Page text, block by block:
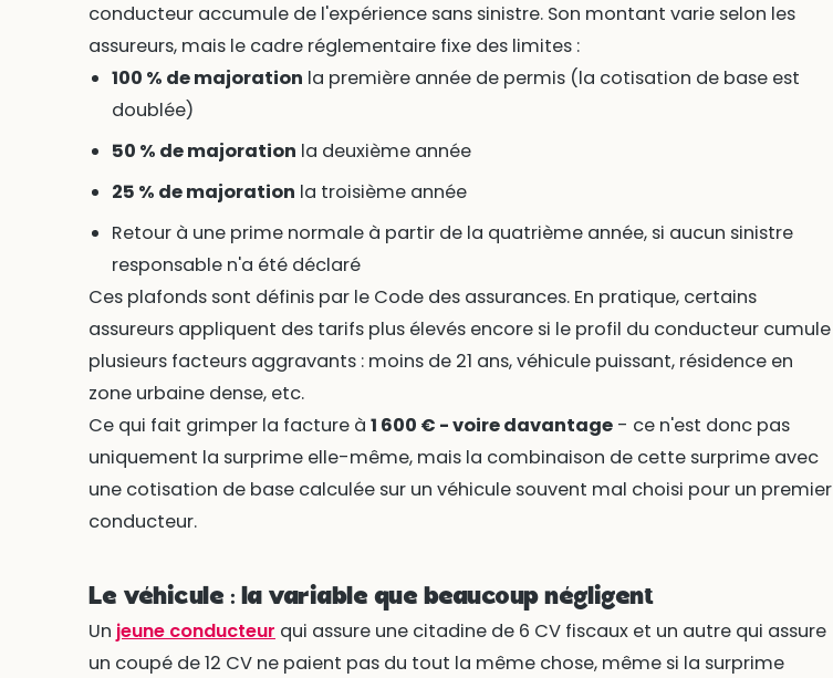
conducteur accumule de l'expérience sans sinistre. Son montant varie selon les
assureurs, mais le cadre réglementaire fixe des limites :
100 % de majoration la première année de permis (la cotisation de base est
doublée)
50 % de majoration la deuxième année
25 % de majoration la troisième année
Retour à une prime normale à partir de la quatrième année, si aucun sinistre
responsable n'a été déclaré
Ces plafonds sont définis par le Code des assurances. En pratique, certains
assureurs appliquent des tarifs plus élevés encore si le profil du conducteur cumule
plusieurs facteurs aggravants : moins de 21 ans, véhicule puissant, résidence en
zone urbaine dense, etc.
Ce qui fait grimper la facture à 1 600 € - voire davantage- ce n'est donc pas
uniquement la surprime elle-même, mais la combinaison de cette surprime avec
une cotisation de base calculée sur un véhicule souvent mal choisi pour un premier
conducteur.
Le véhicule : la variable que beaucoup négligent
Un jeune conducteur qui assure une citadine de 6 CV fiscaux et un autre qui assure
un coupé de 12 CV ne paient pas du tout la même chose, même si la surprime